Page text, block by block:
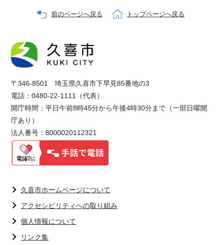
前のページへ戻る トップページへ戻る
〒346-8501 埼玉県久喜市下早見85番地の3
電話：0480-22-1111（代表）
開庁時間：平日午前8時45分から午後4時30分まで（一部日曜開
庁あり）
法人番号：8000020112321
久喜市ホームページについて
アクセシビリティへの取り組み
個人情報について
リンク集